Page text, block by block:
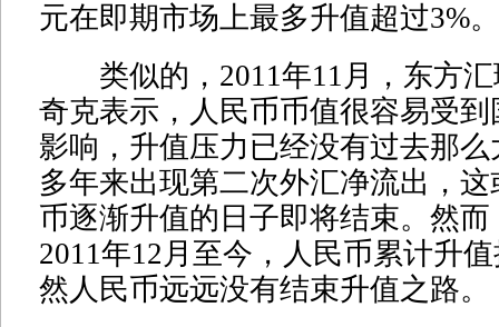
元在即期市场上最多升值超过3%。
类似的，2011年11月，东方汇
奇克表示，人民币币值很容易受
影响，升值压力已经没有过去那
多年来出现第二次外汇净流出，
币逐渐升值的日子即将结束。然
2011年12月至今，人民币累计升
然人民币远远没有结束升值之路。